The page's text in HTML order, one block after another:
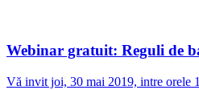
Webinar gratuit: Reguli de
Vă invit joi, 30 mai 2019, intre orele